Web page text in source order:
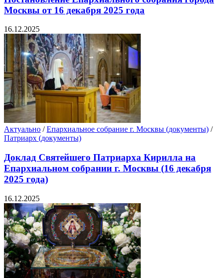
Москвы от 16 декабря 2025 года
16.12.2025
Актуально /Епархиальное собрание г. Москвы (документы) /
Патриарх (документы)
Доклад Святейшего Патриарха Кирилла на
Епархиальном собрании г. Москвы (16 декабря
2025 года)
16.12.2025